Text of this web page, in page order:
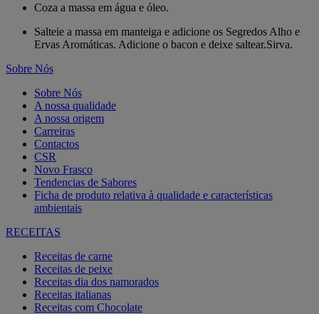
Coza a massa em água e óleo.
Salteie a massa em manteiga e adicione os Segredos Alho e
Ervas Aromáticas. Adicione o bacon e deixe saltear.Sirva.
Sobre Nós
Sobre Nós
A nossa qualidade
A nossa origem
Carreiras
Contactos
CSR
Novo Frasco
Tendencias de Sabores
Ficha de produto relativa à qualidade e características
ambientais
RECEITAS
Receitas de carne
Receitas de peixe
Receitas dia dos namorados
Receitas italianas
Receitas com Chocolate